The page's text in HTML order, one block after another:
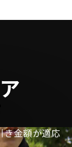
き金額が適応